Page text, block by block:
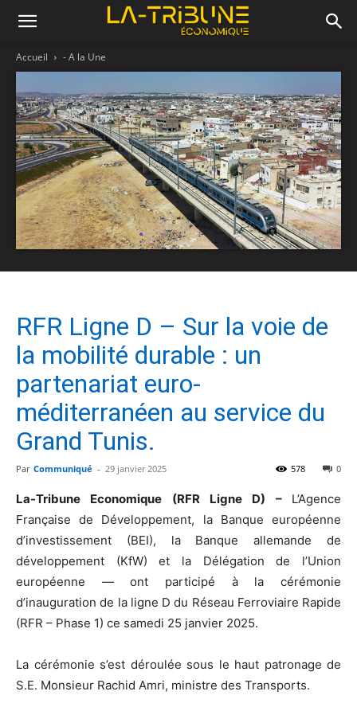
Accueil - A la Une
RFR Ligne D – Sur la voie de
la mobilité durable : un
partenariat euro-
méditerranéen au service du
Grand Tunis.
Par Communiqué - 29 janvier 2025 0
578
La-Tribune Economique (RFR Ligne D) – L’Agence
Française de Développement, la Banque européenne
d’investissement (BEI), la Banque allemande de
développement (KfW) et la Délégation de l’Union
européenne — ont participé à la cérémonie
d’inauguration de la ligne D du Réseau Ferroviaire Rapide
(RFR – Phase 1) ce samedi 25 janvier 2025.
La cérémonie s’est déroulée sous le haut patronage de
S.E. Monsieur Rachid Amri, ministre des Transports.